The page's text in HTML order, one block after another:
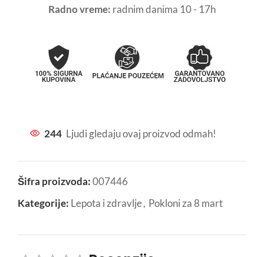
Radno vreme: radnim danima 10 - 17h
244 Ljudi gledaju ovaj proizvod odmah!
Šifra proizvoda:007446
Kategorije: Lepota i zdravlje, Pokloni za 8 mart